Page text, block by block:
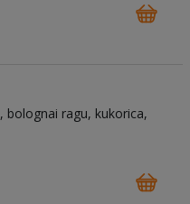
bolognai ragu kukorica